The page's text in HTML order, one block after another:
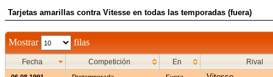
Tarjetas amarillas contra Vitesse en todas las temporadas (fuera)
Mostrar filas
Fecha Competición En Rival